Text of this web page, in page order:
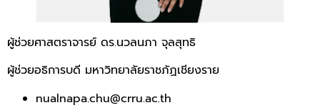
ผู้ช่วยศาสตราจารย์ ดร.นวลนภา จุลสุทธิ
ผู้ช่วยอธิการบดี มหาวิทยาลัยราชภัฏเชียงราย
nualnapa.chu@crru.ac.th